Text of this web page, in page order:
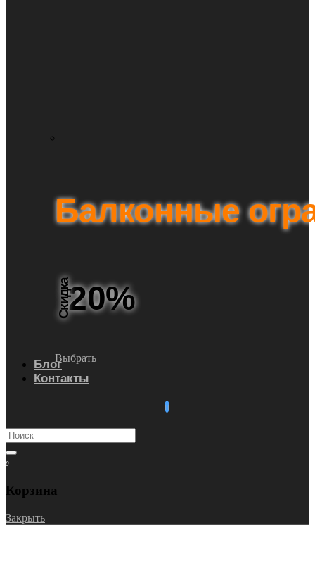
Балконные
Скидка20%
Выбрать
Блог
Контакты
0
Корзина
Закрыть